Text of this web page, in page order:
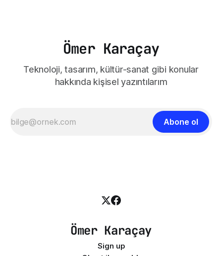
Ömer Karaçay
Teknoloji, tasarım, kültür-sanat gibi konular
hakkında kişisel yazıntılarım
Abone ol
Ömer Karaçay
Sign up